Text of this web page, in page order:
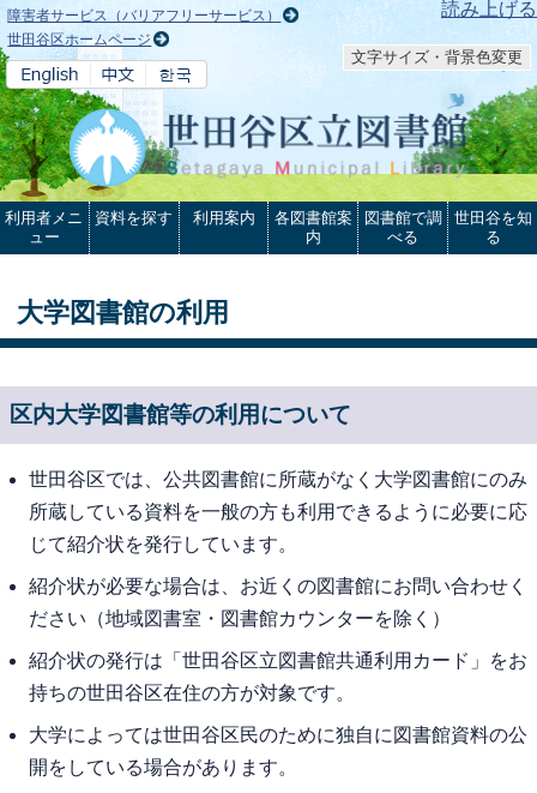
本文へ 読み上げる
障害者サービス（バリアフリーサービス）
世田谷区ホームページ
文字サイズ・背景色変更
利用者メニ
ュー
資料を探す 利用案内
各図書館案
内
図書館で調
べる
世田谷を知
る
大学図書館の利用
区内大学図書館等の利用について
世田谷区では、公共図書館に所蔵がなく大学図書館にのみ
所蔵している資料を一般の方も利用できるように必要に応
じて紹介状を発行しています。
紹介状が必要な場合は、お近くの図書館にお問い合わせく
ださい（地域図書室・図書館カウンターを除く）
紹介状の発行は「世田谷区立図書館共通利用カード」をお
持ちの世田谷区在住の方が対象です。
大学によっては世田谷区民のために独自に図書館資料の公
開をしている場合があります。